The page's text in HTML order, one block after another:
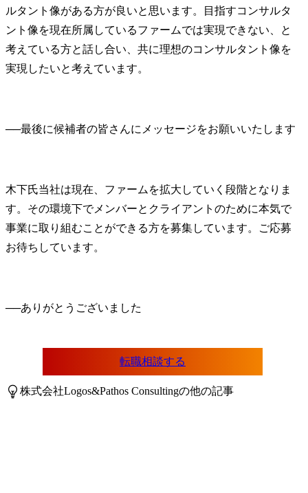
ルタント像がある方が良いと思います。目指すコンサルタ
ント像を現在所属しているファームでは実現できない、と
考えている方と話し合い、共に理想のコンサルタント像を
実現したいと考えています。
──
木下氏当社は現在、ファームを拡大していく段階となりま
す。その環境下でメンバーとクライアントのために本気で
事業に取り組むことができる方を募集しています。ご応募
お待ちしています。
──
転職相談する
株式会社Logos&Pathos Consultingの他の記事